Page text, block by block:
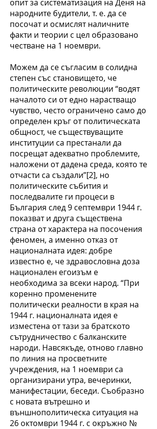
опит за систематизация на Деня на
народните будители, т. е. да се
посочат и осмислят наличните
факти и теории с цел образовано
честване на 1 ноември.
Можем да се съгласим в солидна
степен със становището, че
политическите революции “водят
началото си от едно нарастващо
чувство, често ограничено само до
определен кръг от политическата
общност, че съществуващите
институции са престанали да
посрещат адекватно проблемите,
наложени от дадена среда, която те
отчасти са създали”[2], но
политическите събития и
последвалите ги процеси в
България след 9 септември 1944 г.
показват и друга съществена
страна от характера на посочения
феномен, а именно отказ от
националната идея: добре
известно е, че здравословна доза
национален егоизъм е
необходима за всеки народ. “При
коренно променените
политически реалности в края на
1944 г. националната идея е
изместена от тази за братското
сътрудничество с балканските
народи. Навсякъде, отново главно
по линия на просветните
учреждения, на 1 ноември са
организирани утра, вечеринки,
манифестации, беседи. Съобразно
с новата вътрешно и
външнополитическа ситуация на
26 октомври 1944 г. с окръжно №